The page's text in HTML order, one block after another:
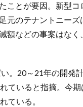
ことが要因。新型
のテナントニーズ
などの事案はなく
。20～21年の開発
ていると指摘。今
ている。